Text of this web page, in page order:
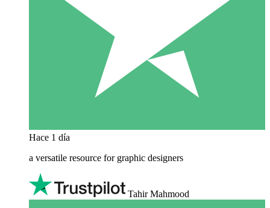
Hace 1 día
a versatile resource for graphic designers
Tahir Mahmood